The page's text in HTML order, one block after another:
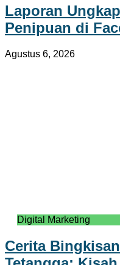
Laporan
Penipuan di
Agustus 6, 2026
Digital Marketing
Cerita